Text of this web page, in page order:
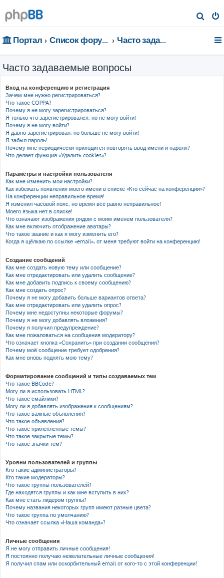
о
Портал Список форумов Часто задаваемые вопросы
Часто задаваемые вопросы
Вход на конференцию и регистрация
Зачем мне нужно регистрироваться?
Что такое COPPA?
Почему я не могу зарегистрироваться?
Я только что зарегистрировался, но не могу войти!
Почему я не могу войти?
Я давно зарегистрирован, но больше не могу войти!
Я забыл пароль!
Почему мне периодически приходится повторять ввод имени и пароля?
Что делает функция «Удалить cookies»?
Параметры и настройки пользователя
Как мне изменить мои настройки?
Как избежать появления моего имени в списке «Кто сейчас на конференции»?
На конференции неправильное время!
Я изменил часовой пояс, но время всё равно неправильное!
Моего языка нет в списке!
Что означают изображения рядом с моим именем пользователя?
Как мне включить отображение аватары?
Что такое звание и как я могу изменить его?
Когда я щёлкаю по ссылке «email», от меня требуют войти на конференцию!
Создание сообщений
Как мне создать новую тему или сообщение?
Как мне отредактировать или удалить сообщение?
Как мне добавить подпись к своему сообщению?
Как мне создать опрос?
Почему я не могу добавить больше вариантов ответа?
Как мне отредактировать или удалить опрос?
Почему мне недоступны некоторые форумы?
Почему я не могу добавлять вложения?
Почему я получил предупреждение?
Как мне пожаловаться на сообщения модератору?
Что означает кнопка «Сохранить» при создании сообщения?
Почему моё сообщение требует одобрения?
Как мне вновь поднять мою тему?
Форматирование сообщений и типы создаваемых тем
Что такое BBCode?
Могу ли я использовать HTML?
Что такое смайлики?
Могу ли я добавлять изображения к сообщениям?
Что такое важные объявления?
Что такое объявления?
Что такое прилепленные темы?
Что такое закрытые темы?
Что такое значки тем?
Уровни пользователей и группы
Кто такие администраторы?
Кто такие модераторы?
Что такое группы пользователей?
Где находятся группы и как мне вступить в них?
Как мне стать лидером группы?
Почему названия некоторых групп имеют разные цвета?
Что такое группа по умолчанию?
Что означает ссылка «Наша команда»?
Личные сообщения
Я не могу отправить личные сообщения!
Я постоянно получаю нежелательные личные сообщения!
Я получил спам или оскорбительный email от кого-то с этой конференции!